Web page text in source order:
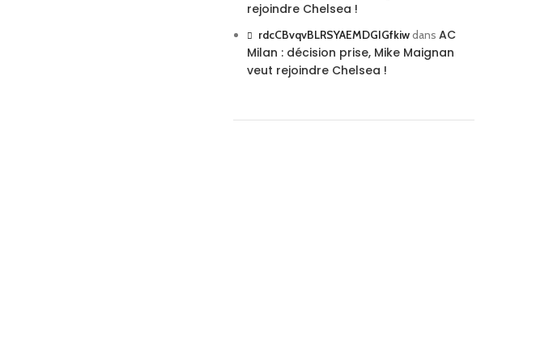
rejoindre Chelsea !
rdcCBvqvBLRSYAEMDGIGfkiwdans AC
Milan : décision prise, Mike Maignan
veut rejoindre Chelsea !